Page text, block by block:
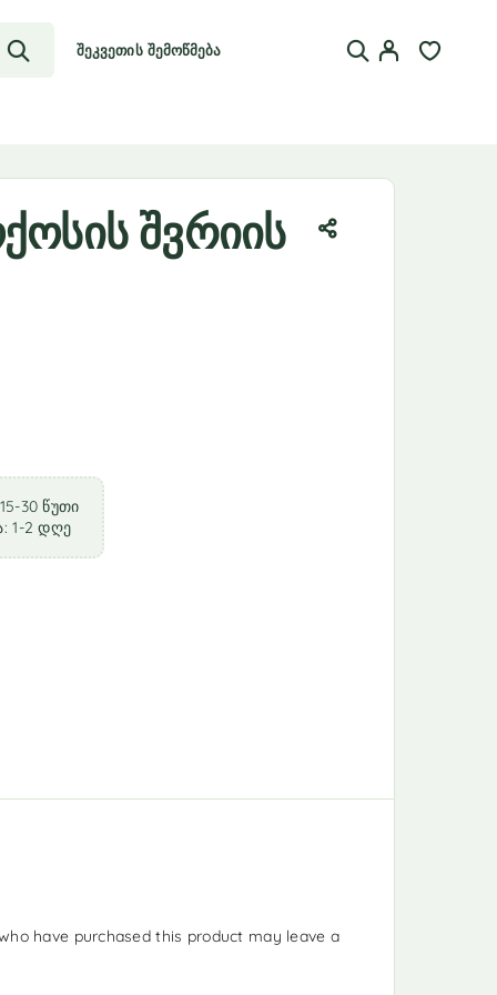
შეკვეთის შემოწმება
შვრიის
30 წუთი
1-2 დღე
have purchased this product may leave a